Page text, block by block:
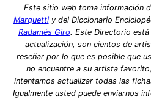
Este sitio web toma información
Marquettiy del Diccionario
Radamés Giro. Este Directorio
actualización, son cientos de
reseñar por lo que es posible que
no encuentre a su artista
intentamos actualizar todas las
Igualmente usted puede enviarnos